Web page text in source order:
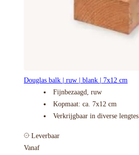
Douglas balk | ruw | blank | 7x12 cm
Fijnbezaagd, ruw
Kopmaat: ca. 7x12 cm
Verkrijgbaar in diverse lengtes
Leverbaar
Vanaf